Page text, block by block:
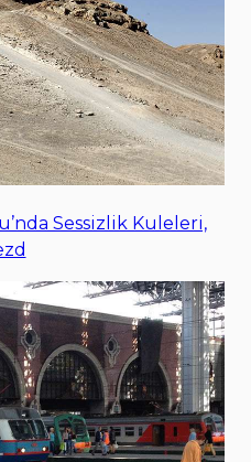
Sessizlik Kuleleri,